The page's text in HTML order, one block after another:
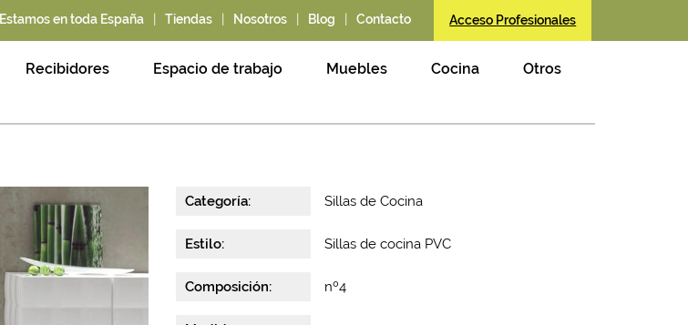
Estamos en toda España Tiendas Nosotros Blog Contacto Acceso Profesionales
Recibidores Espacio de trabajo Muebles Cocina Otros
Categoría: Sillas de Cocina
Estilo: Sillas de cocina PVC
Composición: nº4